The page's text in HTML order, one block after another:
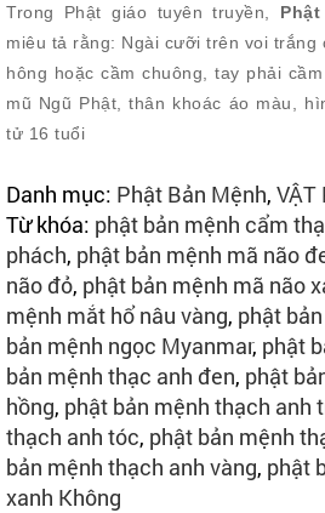
Trong Phật giáo tuyên truyền,
miêu tả rằng: Ngài cưỡi trên voi trắng
hông hoặc cầm chuông, tay phải
mũ Ngũ Phật, thân khoác áo màu,
tử 16 tuổi
Danh mục: Phật Bản Mệnh, VẬT
Từ khóa: phật bản mệnh cẩm
phách, phật bản mệnh mã não
não đỏ, phật bản mệnh mã não
mệnh mắt hổ nâu vàng, phật
bản mệnh ngọc Myanmar, phật
bản mệnh thạc anh đen, phật
hồng, phật bản mệnh thạch anh
thạch anh tóc, phật bản mệnh
bản mệnh thạch anh vàng, phật
xanh Không